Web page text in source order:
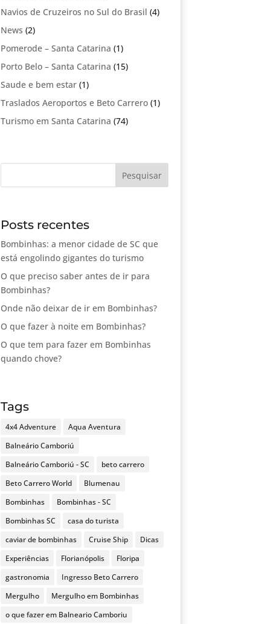
Navios de Cruzeiros no Sul do Brasil (4)
News (2)
Pomerode – Santa Catarina (1)
Porto Belo – Santa Catarina (15)
Saude e bem estar(1)
Traslados Aeroportos e Beto Carrero(1)
Turismo em Santa Catarina (74)
Posts recentes
Bombinhas: a menor cidade de SC que
está engolindo gigantes do turismo
O que preciso saber antes de ir para
Bombinhas?
Onde não deixar de ir em Bombinhas?
O que fazer à noite em Bombinhas?
O que tem para fazer em Bombinhas
quando chove?
Tags
4x4 Adventure
Aqua Aventura
Balneário Camboriú
Balneário Camboriú - SC
beto carrero
Beto Carrero World
Blumenau
Bombinhas
Bombinhas - SC
Bombinhas SC
casa do turista
caviar de bombinhas
Cruise Ship
Dicas
Experiências
Florianópolis
Floripa
gastronomia
Ingresso Beto Carrero
Mergulho
Mergulho em Bombinhas
o que fazer em Balneario Camboriu